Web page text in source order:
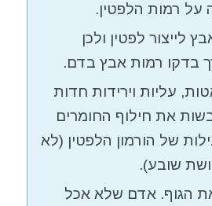
על רמות הלפטין.
לייצור לפטין ולכן
בדקו רמות אבץ בדם.
עליות וירידות חדות
את חילוף החומרים
של הורמון הלפטין (לא
שובע).
הגוף. אדם שלא אכל